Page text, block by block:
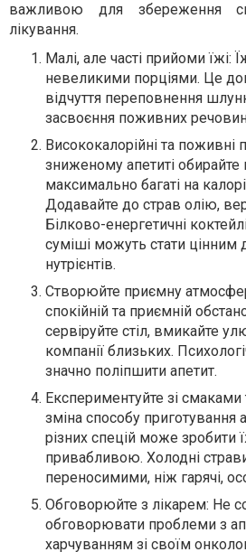
важливою для збереження
лікування.
Малі, але часті прийоми їжі:
невеликими порціями. Це
відчуття переповнення
засвоєння поживних
Висококалорійні та поживні
зниженому апетиті обирайте
максимально багаті на
Додавайте до страв олію,
Білково-енергетичні
суміші можуть стати цінним
нутрієнтів.
Створюйте приємну
спокійній та приємній
сервіруйте стіл, вмикайте
компанії близьких.
значно поліпшити апетит.
Експериментуйте зі смаками
зміна способу приготування
різних спецій може зробити
привабливою. Холодні
переносимими, ніж гарячі,
Обговорюйте з лікарем: Не
обговорювати проблеми з
харчуванням зі своїм